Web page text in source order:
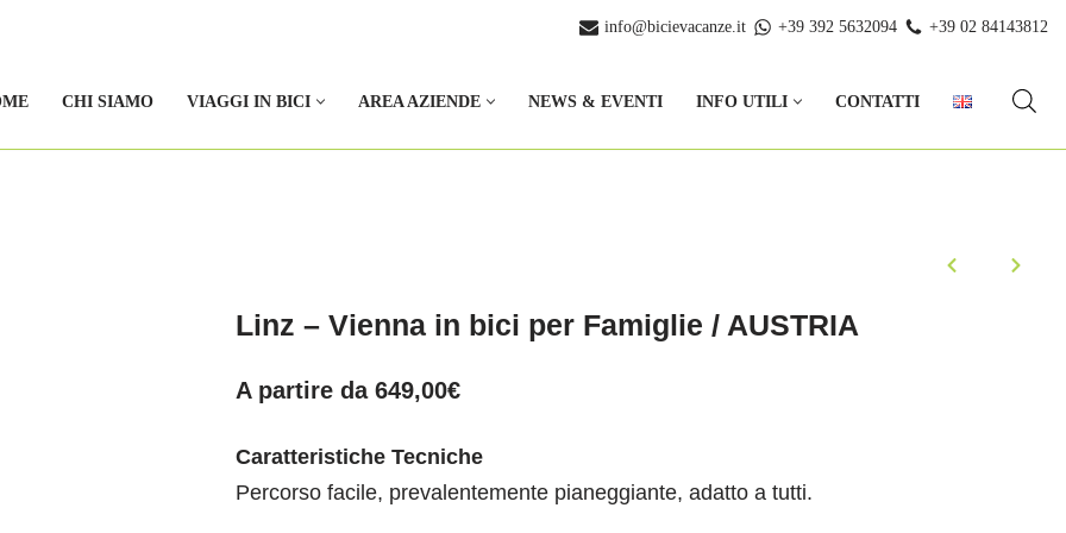
info@bicievacanze.it +39 392 5632094 +39 02 84143812
CHI SIAMO VIAGGI IN BICI AREA AZIENDE NEWS & EVENTI INFO UTILI CONTATTI
Linz – Vienna in bici per Famiglie / AUSTRIA
A partire da 649,00€
Caratteristiche Tecniche
Percorso facile, prevalentemente pianeggiante, adatto a tutti.